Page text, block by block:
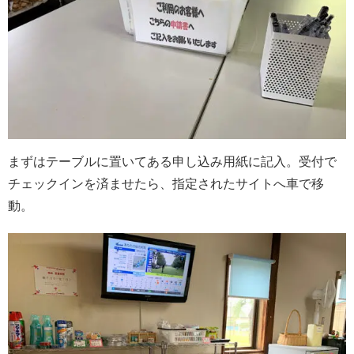
まずはテーブルに置いてある申し込み用紙に記入。受付で
チェックインを済ませたら、指定されたサイトへ車で移
動。